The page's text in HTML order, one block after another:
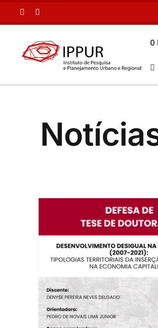
conteúdo
O